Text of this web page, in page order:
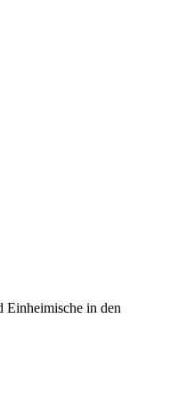
Einheimische in den